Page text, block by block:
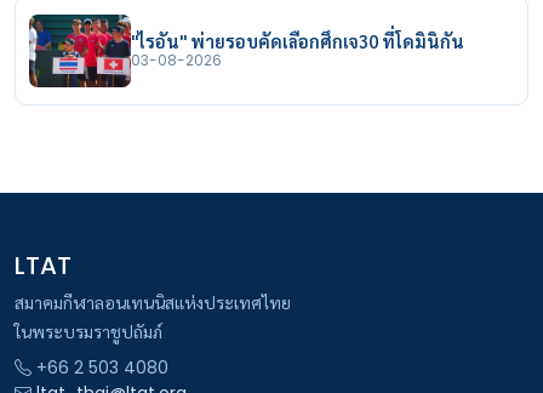
"ไรอัน" พ่ายรอบคัดเลือกศึกเจ30 ที่โดมินิกัน
03-08-2026
LTAT
สมาคมกีฬาลอนเทนนิสแห่งประเทศไทย
ในพระบรมราชูปถัมภ์
+66 2 503 4080